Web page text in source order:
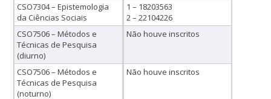
CSO7304 – Epistemologia
da Ciências Sociais
1 – 18203563
2 – 22104226
CSO7506 – Métodos e
Técnicas de Pesquisa
(diurno)
Não houve inscritos
CSO7506 – Métodos e
Técnicas de Pesquisa
(noturno)
Não houve inscritos